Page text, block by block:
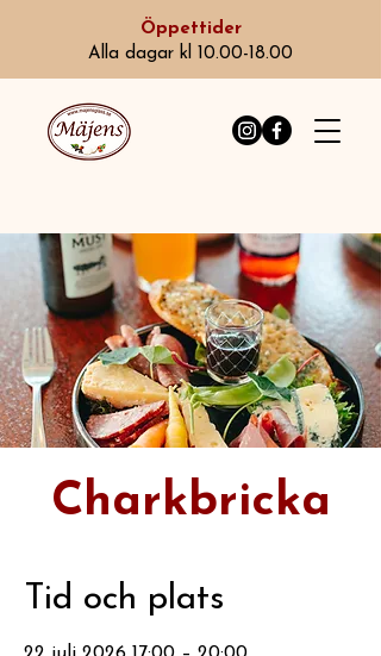
Öppettider
Alla dagar kl 10.00-18.00
Charkbricka
Tid och plats